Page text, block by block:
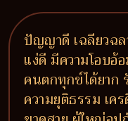
ปัญญาดี เฉลียวฉล
แง่ดี มีความโอบอ้
คนตกทุกข์ได้ยาก
ความยุติธรรม เค